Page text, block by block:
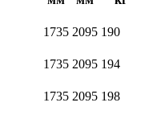
1735 2095 190
1735 2095 194
1735 2095 198